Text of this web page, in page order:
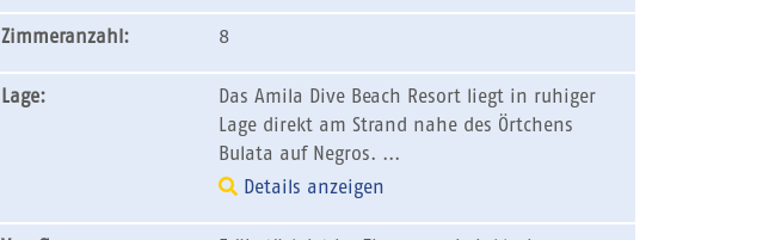
Zimmeranzahl: 8
Lage:
Das Amila Dive Beach Resort liegt in ruhiger
Lage direkt am Strand nahe des Örtchens
Bulata auf Negros. ...
Details anzeigen